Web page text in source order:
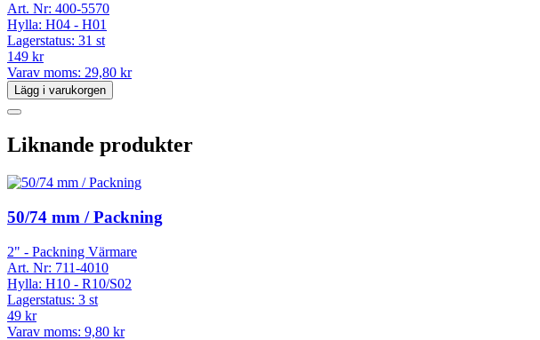
Art. Nr: 400-5570
Hylla: H04 - H01
Lagerstatus: 31 st
149 kr
Varav moms: 29,80 kr
Lägg i varukorgen
Liknande produkter
50/74 mm / Packning
2" - Packning Värmare
Art. Nr: 711-4010
Hylla: H10 - R10/S02
Lagerstatus: 3 st
49 kr
Varav moms: 9,80 kr